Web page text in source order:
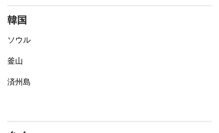
韓国
ソウル
釜山
済州島